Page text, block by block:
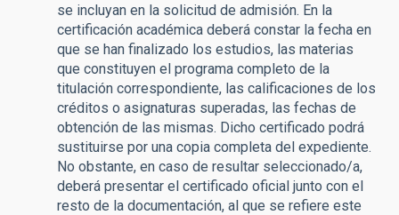
se incluyan en la solicitud de admisión. En la
certificación académica deberá constar la fecha en
que se han finalizado los estudios, las materias
que constituyen el programa completo de la
titulación correspondiente, las calificaciones de los
créditos o asignaturas superadas, las fechas de
obtención de las mismas. Dicho certificado podrá
sustituirse por una copia completa del expediente.
No obstante, en caso de resultar seleccionado/a,
deberá presentar el certificado oficial junto con el
resto de la documentación, al que se refiere este